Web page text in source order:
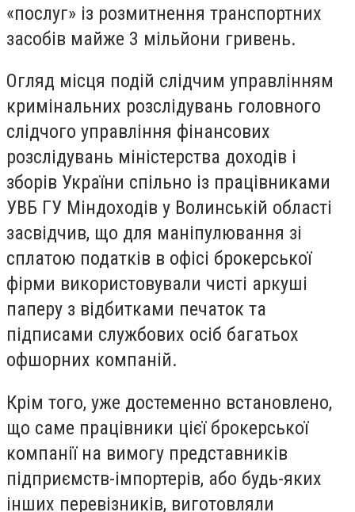
«послуг» із розмитнення транспортних
засобів майже 3 мільйони гривень.
Огляд місця подій слідчим управлінням
кримінальних розслідувань головного
слідчого управління фінансових
розслідувань міністерства доходів і
зборів України спільно із працівниками
УВБ ГУ Міндоходів у Волинській області
засвідчив, що для маніпулювання зі
сплатою податків в офісі брокерської
фірми використовували чисті аркуші
паперу з відбитками печаток та
підписами службових осіб багатьох
офшорних компаній.
Крім того, уже достеменно встановлено,
що саме працівники цієї брокерської
компанії на вимогу представників
підприємств-імпортерів, або будь-яких
інших перевізників, виготовляли